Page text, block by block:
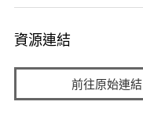
資源連結
前往原始連結